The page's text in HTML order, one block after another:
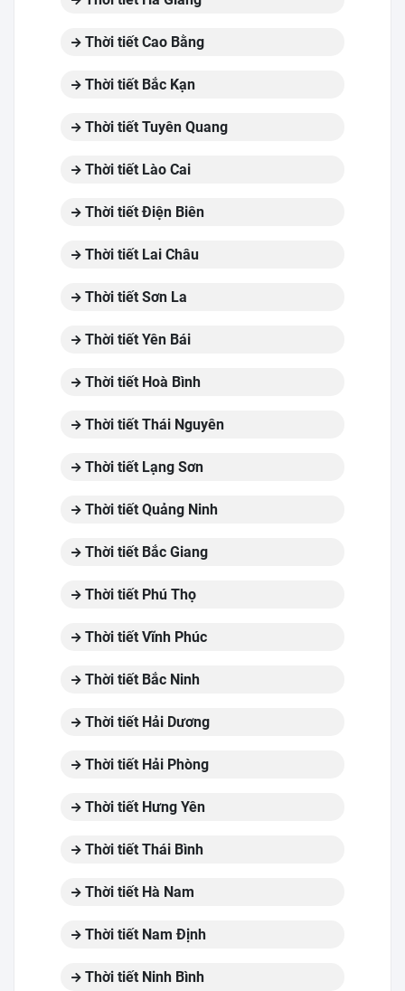
Thời tiết Cao Bằng
Thời tiết Bắc Kạn
Thời tiết Tuyên Quang
Thời tiết Lào Cai
Thời tiết Điện Biên
Thời tiết Lai Châu
Thời tiết Sơn La
Thời tiết Yên Bái
Thời tiết Hoà Bình
Thời tiết Thái Nguyên
Thời tiết Lạng Sơn
Thời tiết Quảng Ninh
Thời tiết Bắc Giang
Thời tiết Phú Thọ
Thời tiết Vĩnh Phúc
Thời tiết Bắc Ninh
Thời tiết Hải Dương
Thời tiết Hải Phòng
Thời tiết Hưng Yên
Thời tiết Thái Bình
Thời tiết Hà Nam
Thời tiết Nam Định
Thời tiết Ninh Bình